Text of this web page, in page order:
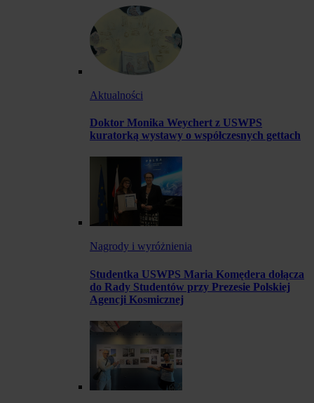
Aktualności
Doktor Monika Weychert z USWPS
kuratorką wystawy o współczesnych gettach
Nagrody i wyróżnienia
Studentka USWPS Maria Komędera dołącza
do Rady Studentów przy Prezesie Polskiej
Agencji Kosmicznej